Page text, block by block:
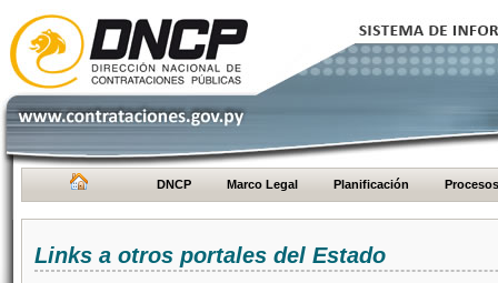
DNCP Marco Legal Planificación Procesos
Links a otros portales del Estado